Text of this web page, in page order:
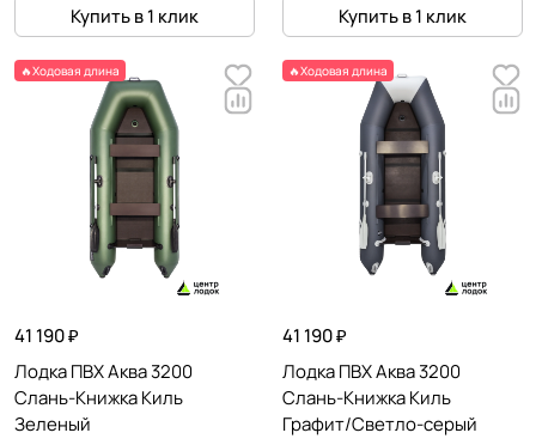
Купить в 1 клик
Купить в 1 клик
🔥Ходовая длина
41 190 ₽
Лодка ПВХ Аква 3200
Слань-Книжка Киль
Зеленый
🔥Ходовая длина
41 190 ₽
Лодка ПВХ Аква 3200
Слань-Книжка Киль
Графит/Светло-серый